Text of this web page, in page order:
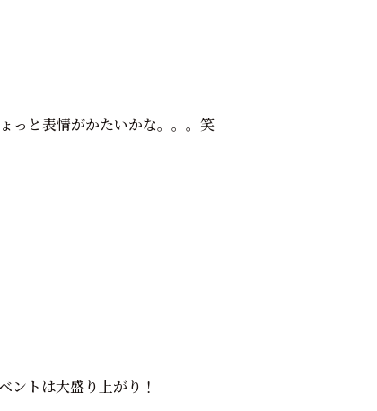
っと表情がかたいかな。。。笑
ントは大盛り上がり！